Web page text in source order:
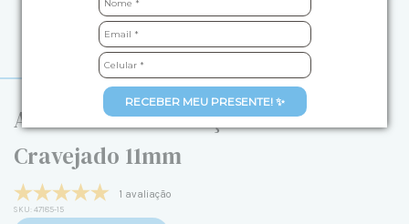
RECEBER MEU PRESENTE! ✨
Anel de Prata Coração Vazado
Cravejado 11mm
1 avaliação
SKU: 47185-15